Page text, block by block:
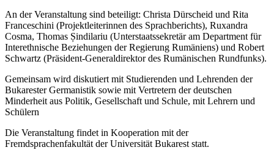
An der Veranstaltung sind beteiligt: Christa Dürscheid und Rita
Franceschini (Projektleiterinnen des Sprachberichts), Ruxandra
Cosma, Thomas Șindilariu (Unterstaatssekretär am Department für
Interethnische Beziehungen der Regierung Rumäniens) und Robert
Schwartz (Präsident-Generaldirektor des Rumänischen Rundfunks).
Gemeinsam wird diskutiert mit Studierenden und Lehrenden der
Bukarester Germanistik sowie mit Vertretern der deutschen
Minderheit aus Politik, Gesellschaft und Schule, mit Lehrern und
Schülern
Die Veranstaltung findet in Kooperation mit der
Fremdsprachenfakultät der Universität Bukarest statt.